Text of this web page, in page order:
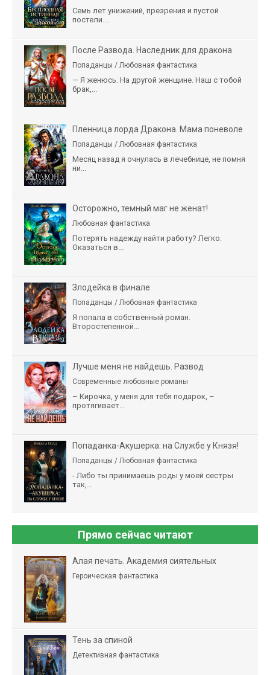
Семь лет унижений, презрения и пустой
постели....
После Развода. Наследник для дракона
Попаданцы / Любовная фантастика
— Я женюсь. На другой женщине. Наш с тобой
брак,...
Пленница лорда Дракона. Мама поневоле
Попаданцы / Любовная фантастика
Месяц назад я очнулась в лечебнице, не помня
ни...
Осторожно, темный маг не женат!
Любовная фантастика
Потерять надежду найти работу? Легко.
Оказаться в...
Злодейка в финале
Попаданцы / Любовная фантастика
Я попала в собственный роман.
Второстепенной...
Лучше меня не найдешь. Развод
Современные любовные романы
– Кирочка, у меня для тебя подарок, –
протягивает...
Попаданка-Акушерка: на Службе у Князя!
Попаданцы / Любовная фантастика
- Либо ты принимаешь роды у моей сестры
так,...
Прямо сейчас читают
Алая печать. Академия сиятельных
Героическая фантастика
Тень за спиной
Детективная фантастика